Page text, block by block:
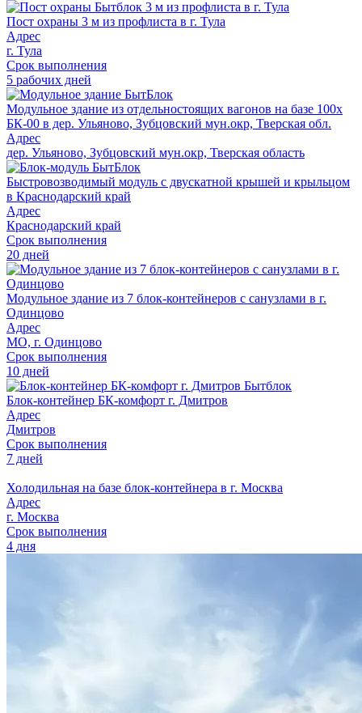
Пост охраны 3 м из профлиста в г. Тула
Адрес
г. Тула
Срок выполнения
5 рабочих дней
Модульное здание из отдельностоящих вагонов на базе 100х
БК-00 в дер. Ульяново, Зубцовский мун.окр, Тверская обл.
Адрес
дер. Ульяново, Зубцовский мун.окр, Тверская область
Быстровозводимый модуль с двускатной крышей и крыльцом
в Краснодарский край
Адрес
Краснодарский край
Срок выполнения
20 дней
Модульное здание из 7 блок-контейнеров с санузлами в г.
Одинцово
Адрес
МО, г. Одинцово
Срок выполнения
10 дней
Блок-контейнер БК-комфорт г. Дмитров
Адрес
Дмитров
Срок выполнения
7 дней
Холодильная на базе блок-контейнера в г. Москва
Адрес
г. Москва
Срок выполнения
4 дня